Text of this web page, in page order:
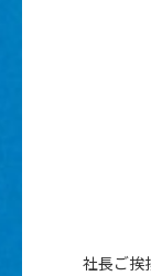
社長ご挨